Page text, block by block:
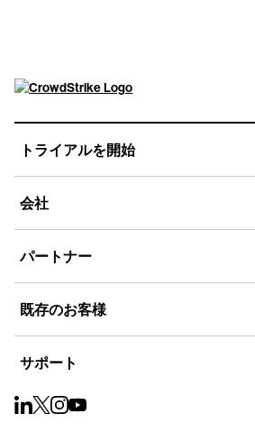
トライアルを開始
会社
パートナー
既存のお客様
サポート